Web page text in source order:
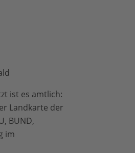
ist es amtlich:
Landkarte der
BUND,
im